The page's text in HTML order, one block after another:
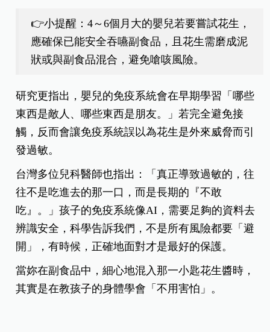
👉小提醒：4～6個月大的嬰兒若要嘗試花生，
應確保已能安全吞嚥副食品，且花生需磨成泥
狀或與副食品混合，避免嗆咳風險。
研究更指出，嬰兒的免疫系統會在早期學習「哪些
東西是敵人、哪些東西是朋友。」若完全避免接
觸，反而會讓免疫系統誤以為花生是外來威脅而引
發過敏。
台灣多位兒科醫師也指出：「真正導致過敏的，往
往不是吃進去的那一口，而是長期的『不敢
吃』。」孩子的免疫系統像AI，需要足夠的資料去
辨識安全，科學告訴我們，不是所有風險都要「避
開」，有時候，正確地面對才是最好的保護。
當妳在副食品中，細心地混入那一小匙花生醬時，
其實是在教孩子的身體學會「不用害怕」。